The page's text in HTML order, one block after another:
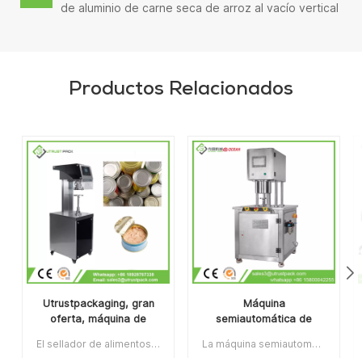
de aluminio de carne seca de arroz al vacío vertical
Productos Relacionados
Utrustpackaging, gran
oferta, máquina de
sellador de alimentos
El sellador de alimentos enlatados de la máquina de sellado de latas manual de venta caliente de Utrustpackaging es adecuado para sellar todo tipo de latas de PET / latas de papel compuesto, latas u otros recipientes redondos. Alta eficiencia por transmisión mecánica, estructuras simples y convenientes de mantener, peso ligero y fácil de operar.La orden mínima:1Pago:T/TPuerto de embarque:CantónRegión original:PorcelanaTiempo de espera:3-5 días después de recibir el depósito
Máquina
semiautomática de
vacío con relleno de
La máquina semiautomática de envasado de latas al vacío con relleno de nitrógeno se usa ampliamente en la industria alimentaria, química, farmacéutica y de bebidas, aplicable para latas de plástico / estaño / aluminio, botellas, contenedores de frascos, etc.Artículo No:UT1BFG6La orden mínima:1Pago:TTPuerto de embarque:CantónRegión original:Guangzhou, ChinaTiempo de espera:15 días después de recibir el depósito